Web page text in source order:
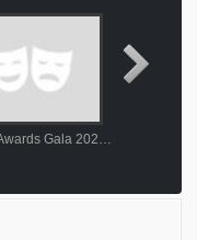
Musical Awards Gala 2025: De rode loper